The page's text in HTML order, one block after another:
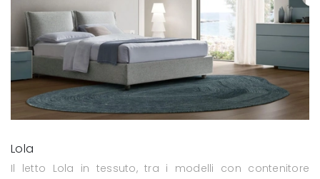
Lola
Il letto Lola in tessuto, tra i modelli con contenitore